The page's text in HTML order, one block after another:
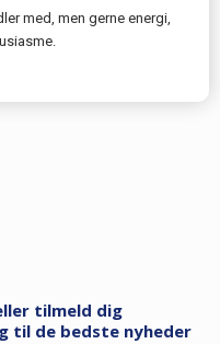
med, men gerne energi,
tilmeld dig
til de bedste nyheder